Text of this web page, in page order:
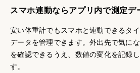
スマホ連動ならアプリ内で測定デ
安い体重計でもスマホと連動できるタ
データを管理できます。外出先で気に
を確認できるうえ、数値の変化を記録
す。